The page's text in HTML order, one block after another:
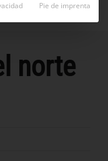
norte
Pie de imprenta